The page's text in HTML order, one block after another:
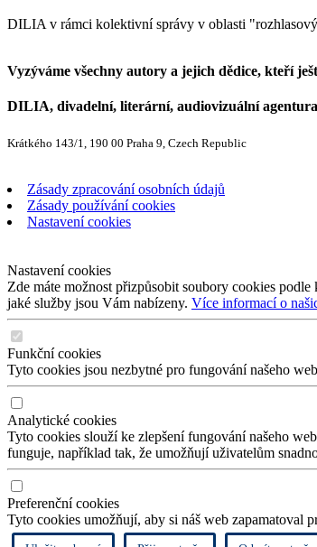
DILIA v rámci kolektivní správy v oblasti
Vyzýváme všechny autory a jejich dědice, kteří
DILIA, divadelní, literární, audiovizuální
Krátkého 143/1, 190 00 Praha 9, Czech Republic
Zásady zpracování osobních údajů
Zásady používání cookies
Nastavení cookies
Nastavení cookies
Zde máte možnost přizpůsobit soubory cookies
jaké služby jsou Vám nabízeny. Více informací o
Funkční cookies
Tyto cookies jsou nezbytné pro fungování našeho
Analytické cookies
Tyto cookies slouží ke zlepšení fungování našeho
funguje, například tak, že umožňují uživatelům
Preferenční cookies
Tyto cookies umožňují, aby si náš web zapamatoval